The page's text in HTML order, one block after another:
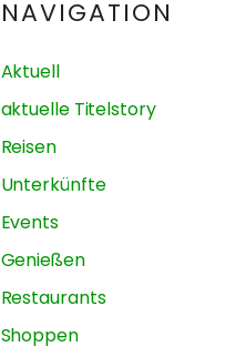
NAVIGATION
Aktuell
aktuelle Titelstory
Reisen
Unterkünfte
Events
Genießen
Restaurants
Shoppen